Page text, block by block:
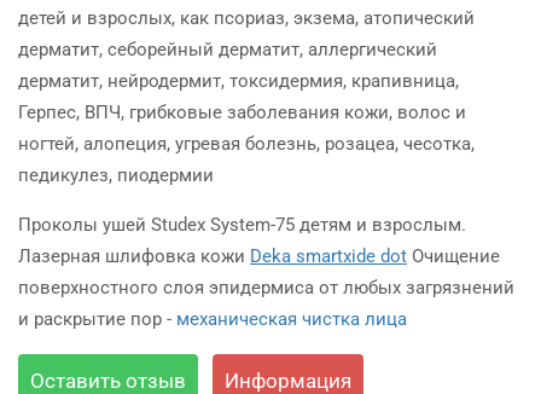
детей и взрослых, как псориаз, экзема, атопический
дерматит, себорейный дерматит, аллергический
дерматит, нейродермит, токсидермия, крапивница,
Герпес, ВПЧ, грибковые заболевания кожи, волос и
ногтей, алопеция, угревая болезнь, розацеа, чесотка,
педикулез, пиодермии
Проколы ушей Studex System-75 детям и взрослым.
Лазерная шлифовка кожи Deka smartxide dot Очищение
поверхностного слоя эпидермиса от любых загрязнений
и раскрытие пор - механическая чистка лица
Оставить отзыв Информация